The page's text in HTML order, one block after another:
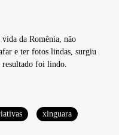
vida da Romênia, não
e ter fotos lindas, surgiu
resultado foi lindo.
xinguara